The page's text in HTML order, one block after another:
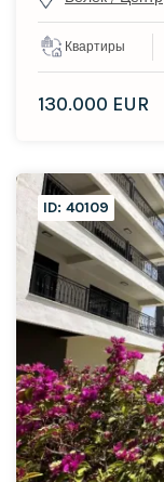
Квартиры
130.000 EUR
ID: 40109